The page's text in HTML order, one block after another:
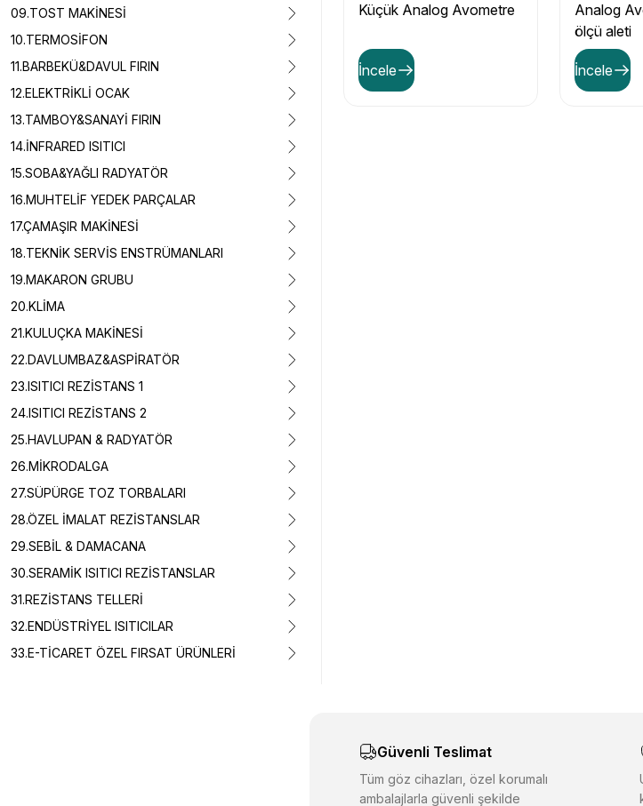
09.TOST MAKİNESİ
10.TERMOSİFON
11.BARBEKÜ&DAVUL FIRIN
12.ELEKTRİKLİ OCAK
13.TAMBOY&SANAYİ FIRIN
14.İNFRARED ISITICI
15.SOBA&YAĞLI RADYATÖR
16.MUHTELİF YEDEK PARÇALAR
17.ÇAMAŞIR MAKİNESİ
18.TEKNİK SERVİS ENSTRÜMANLARI
19.MAKARON GRUBU
20.KLİMA
21.KULUÇKA MAKİNESİ
22.DAVLUMBAZ&ASPİRATÖR
23.ISITICI REZİSTANS 1
24.ISITICI REZİSTANS 2
25.HAVLUPAN & RADYATÖR
26.MİKRODALGA
27.SÜPÜRGE TOZ TORBALARI
28.ÖZEL İMALAT REZİSTANSLAR
29.SEBİL & DAMACANA
30.SERAMİK ISITICI REZİSTANSLAR
31.REZİSTANS TELLERİ
32.ENDÜSTRİYEL ISITICILAR
33.E-TİCARET ÖZEL FIRSAT ÜRÜNLERİ
Küçük Analog Avometre
İncele
Analog
ölçü aleti
İncele
Güvenli Teslimat
Tüm göz cihazları, özel korumalı
ambalajlarla güvenli şekilde